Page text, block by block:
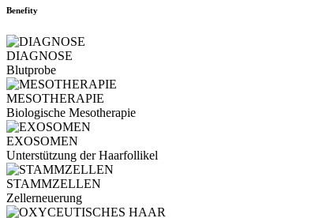
Benefity
DIAGNOSE
Blutprobe
MESOTHERAPIE
Biologische Mesotherapie
EXOSOMEN
Unterstützung der Haarfollikel
STAMMZELLEN
Zellerneuerung